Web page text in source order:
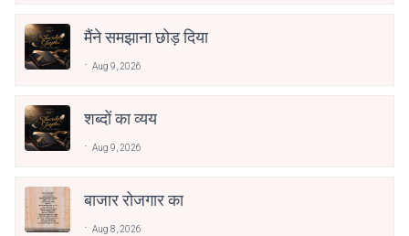
मैंने समझाना छोड़ दिया
Aug 9, 2026
शब्दों का व्यय
Aug 9, 2026
बाजार रोजगार का
Aug 8, 2026